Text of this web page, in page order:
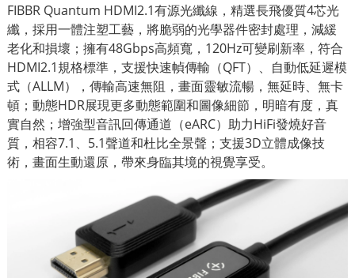
FIBBR Quantum HDMI2.1有源光纖線，精選長飛優質4芯光
纖，採用一體注塑工藝，將脆弱的光學器件密封處理，減緩
老化和損壞；擁有48Gbps高頻寬，120Hz可變刷新率，符合
HDMI2.1規格標準，支援快速幀傳輸（QFT）、自動低延遲模
式（ALLM），傳輸高速無阻，畫面靈敏流暢，無延時、無卡
頓；動態HDR展現更多動態範圍和圖像細節，明暗有度，真
實自然；增強型音訊回傳通道（eARC）助力HiFi發燒好音
質，相容7.1、5.1聲道和杜比全景聲；支援3D立體成像技
術，畫面生動還原，帶來身臨其境的視覺享受。